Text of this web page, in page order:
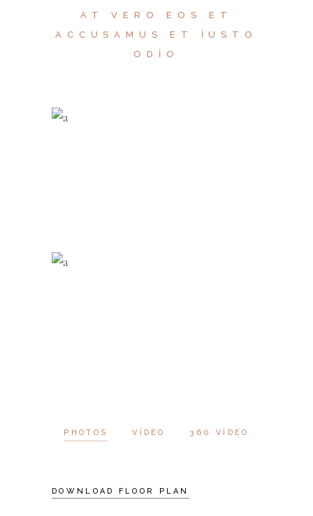
AT VERO EOS ET
ACCUSAMUS ET IUSTO
ODIO
PHOTOS VIDEO 360 VIDEO
DOWNLOAD FLOOR PLAN